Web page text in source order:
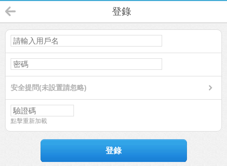
登錄
安全提問(未設置請忽略)
點擊重新加載
登錄